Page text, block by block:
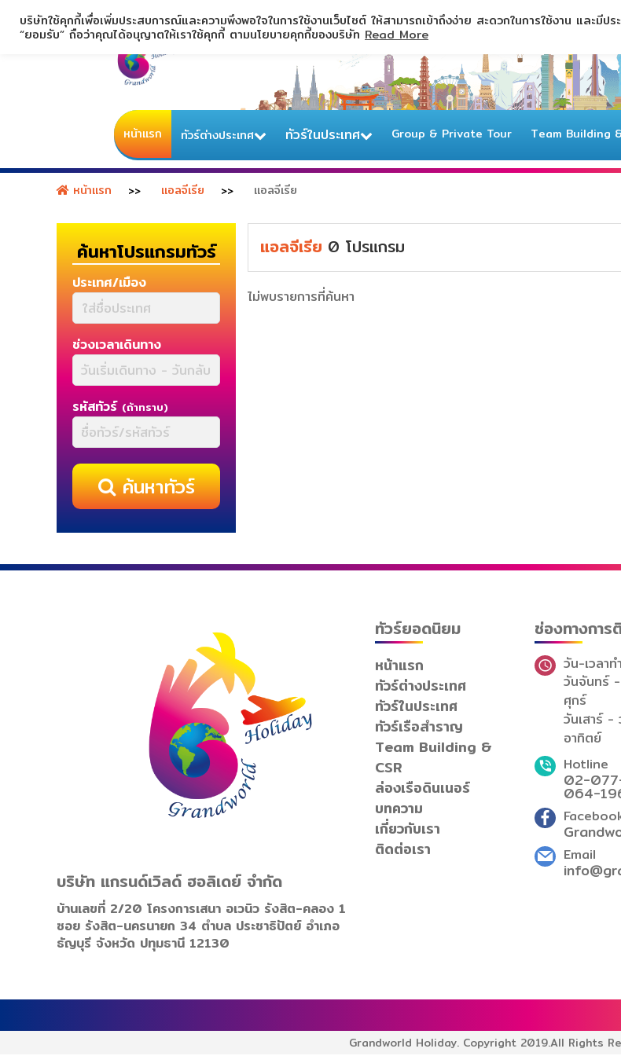
หน้าแรก ทัวร์ต่างประเทศ ทัวร์ในประเทศ Group & Private Tour Team Building
หน้าแรก แอลจีเรีย แอลจีเรีย
ค้นหาโปรแกรมทัวร์
ประเทศ/เมือง
ช่วงเวลาเดินทาง
รหัสทัวร์ (ถ้าทราบ)
ค้นหาทัวร์
แอลจีเรีย 0 โปรแกรม
ไม่พบรายการที่ค้นหา
บริษัทใช้คุกกี้เพื่อเพิ่มประสบการณ์และความพึงพอใจในการใช้งานเว็บไซต์ ให้สามารถเข้าถึงง่าย สะดวกในการใช้งาน และมีป
“ยอมรับ” ถือว่าคุณได้อนุญาตให้เราใช้คุกกี้ ตามนโยบายคุกกี้ของบริษัท Read More
บริษัท แกรนด์เวิลด์ ฮอลิเดย์ จำกัด
บ้านเลขที่ 2/20 โครงการเสนา อเวนิว รังสิต-คลอง 1
ซอย รังสิต-นครนายก 34 ตำบล ประชาธิปัตย์ อำเภอ
ธัญบุรี จังหวัด ปทุมธานี 12130
ทัวร์ยอดนิยม
หน้าแรก
ทัวร์ต่างประเทศ
ทัวร์ในประเทศ
ทัวร์เรือสำราญ
Team Building &
CSR
ล่องเรือดินเนอร์
บทความ
เกี่ยวกับเรา
ติดต่อเรา
ช่องทางกา
วัน-เวลาท
วันจันทร์
ศุกร์
วันเสาร์ -
อาทิตย์
Hotline
02-
064-
Email
Grandworld Holiday. Copyright 2019.All Rights